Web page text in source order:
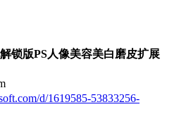
锁版PS人像美容美白磨皮扩展
d/1619585-53833256-